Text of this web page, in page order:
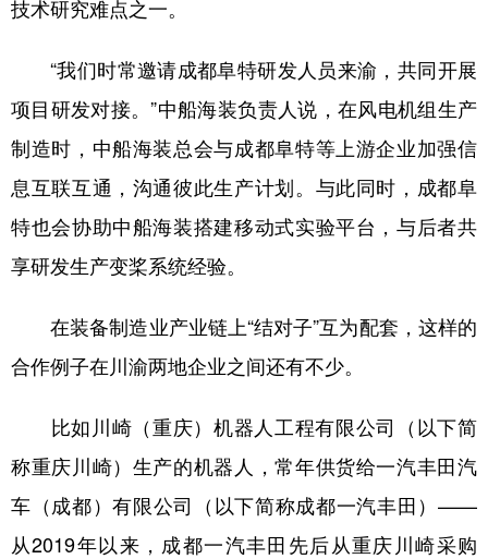
技术研究难点之一。
“我们时常邀请成都阜特研发人员来渝，共同开展
项目研发对接。”中船海装负责人说，在风电机组生产
制造时，中船海装总会与成都阜特等上游企业加强信
息互联互通，沟通彼此生产计划。与此同时，成都阜
特也会协助中船海装搭建移动式实验平台，与后者共
享研发生产变桨系统经验。
在装备制造业产业链上“结对子”互为配套，这样的
合作例子在川渝两地企业之间还有不少。
比如川崎（重庆）机器人工程有限公司（以下简
称重庆川崎）生产的机器人，常年供货给一汽丰田汽
车（成都）有限公司（以下简称成都一汽丰田）——
从2019年以来，成都一汽丰田先后从重庆川崎采购